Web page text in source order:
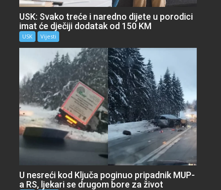
USK: Svako treće i naredno dijete u porodici
imat će dječiji dodatak od 150 KM
USK Vijesti
U nesreći kod Ključa poginuo pripadnik MUP-
a RS, ljekari se drugom bore za život